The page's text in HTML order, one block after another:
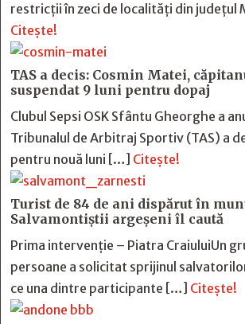
restricții în zeci de localități din județul
Citește!
TAS a decis: Cosmin Matei,
suspendat 9 luni pentru dopaj
Clubul Sepsi OSK Sfântu Gheorghe a
Tribunalul de Arbitraj Sportiv (TAS) a
pentru nouă luni […] Citește!
Turist de 84 de ani dispărut în
Salvamontiștii argeșeni îl caută
Prima intervenție – Piatra CraiuluiUn
persoane a solicitat sprijinul
ce una dintre participante […] Citește!